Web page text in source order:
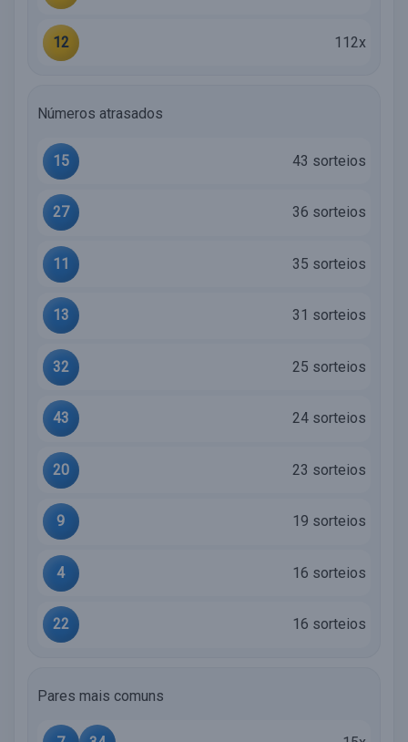
12 112x
Números atrasados
15 43 sorteios
27 36 sorteios
11 35 sorteios
13 31 sorteios
32 25 sorteios
43 24 sorteios
20 23 sorteios
9 19 sorteios
4 16 sorteios
22 16 sorteios
Pares mais comuns